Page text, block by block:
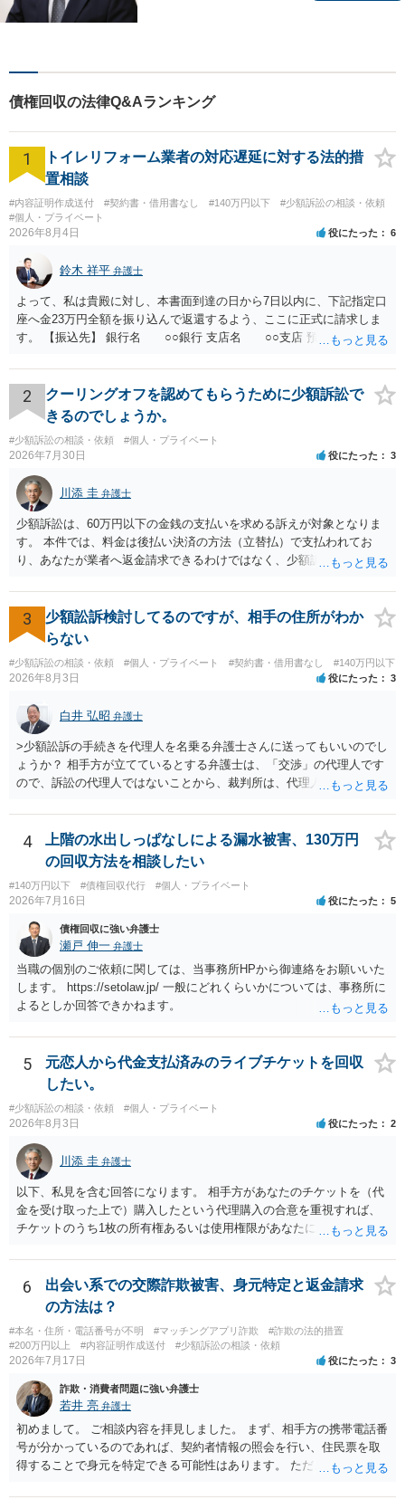
い！
債権回収の法律Q&Aランキング
1
トイレリフォーム業者の対応遅延に対する法的措
置相談
#内容証明作成送付 #契約書・借用書なし #140万円以下
#少額訴訟の相談・依頼
#個人・プライベート
2026年8月4日 役にたった 6
鈴木 祥平 弁護士
よって、私は貴殿に対し、本書面到達の日から7日以内に、下記指定口
座へ金23万円全額を振り込んで返還するよう、ここに正式に請求しま
す。 【振込先】 銀行名 ○○銀行 支店名 ○○支店 預金種別 普通
されない場合には、貴殿には任意に返金する意思がないものと判断
し、やむを得ず、返還金23万円及びこれに対する遅延損害金の支払い
を求める民事訴訟、支払督促その他必要な法的手続を直ちに講じま
す。 その際には、訴訟に要する費用その他法令上認められる金員につ
いても併せて請求する予定ですので、あらかじめ申し添えます。 本件
は、貴殿自らが契約を解約したことによって生じた返還義務の履行を
求めるものにすぎません。貴殿の仕入先との取引関係や返金時期など
の内部事情は、私に対する返還義務の発生や履行時期には何ら影響を
及ぼすものではありません。 これ以上、本件の解決を不必要に遅延さ
せることなく、誠意をもって速やかに返金手続を履行されるよう、強
く求めます。 以上
2
クーリングオフを認めてもらうために少額訴訟で
きるのでしょうか。
#少額訴訟の相談・依頼 #個人・プライベート
2026年7月30日 役にたった 3
川添 圭 弁護士
少額訴訟は、60万円以下の金銭の支払いを求める訴えが対象となりま
す。 本件では、料金は後払い決済の方法（立替払）で支払われてお
り、あなたが業者へ返金請求できるわけではなく、少額訴訟は使えな
在確認請求訴訟を提起することも考えられますが、まずは後払い決済
業者へ（原契約のクーリング・オフの証拠の写しとともに）支払拒絶
の通知書を送り、もし訴訟や支払督促を行ってきた場合には全面的に
争う、というやり方がベターではないかと思います。弁護士会の相談
センター等で、消費者問題に強い弁護士（消費者保護委員会に所属し
ているなど）へ相談されることをお勧めします。
3
少額訟訴検討してるのですが、相手の住所がわか
らない
#少額訴訟の相談・依頼 #個人・プライベート #契約書・借用書なし #140万円以下
2026年8月3日 役にたった 3
白井 弘昭 弁護士
>少額訟訴の手続きを代理人を名乗る弁護士さんに送ってもいいのでし
ょうか？ 相手方が立てているとする弁護士は、「交渉」の代理人です
ので、訴訟の代理人ではないことから、裁判所は、代理人宛ての訴状
ている場合は、相手方（被告）の住所で訴状を作成提出し、裁判所に
代理人が就いていたことを知らせると（訴状の記載内容から明らかな
場合も）、裁判所が当該代理人弁護士に事前連絡し、引き続き訴訟も
受任するかを聞いたうえで、受任の意志が明らかになったところで、
直接被告に送達するのではなく、代理人に訴状の受領を促すこともあ
ります。 ラインのやり取りでしか証拠がないと、実際の本人性が明ら
かではありません。もちろん弁護士（２０万円の請求で代理人弁護士
に委任するかも疑わしいのですが）も住所は明らかにしないでしょ
う。 何か本人を示す事実（振込先などの情報）から、相手の住所等の
情報を割り出していくしかないように思えます。 以上、ご参考まで。
4
上階の水出しっぱなしによる漏水被害、130万円
の回収方法を相談したい
#140万円以下 #債権回収代行 #個人・プライベート
2026年7月16日 役にたった 5
債権回収に強い弁護士
瀬戸 伸一 弁護士
当職の個別のご依頼に関しては、当事務所HPから御連絡をお願いいた
します。 https://setolaw.jp/ 一般にどれくらいかについては、事務所に
よるとしか回答できかねます。
5
元恋人から代金支払済みのライブチケットを回収
したい。
#少額訴訟の相談・依頼 #個人・プライベート
2026年8月3日 役にたった 2
川添 圭 弁護士
以下、私見を含む回答になります。 相手方があなたのチケットを（代
金を受け取った上で）購入したという代理購入の合意を重視すれば、
チケットのうち1枚の所有権あるいは使用権限があなたにあり、チケッ
す。 一方、このチケット購入には「相手方と一緒に行く」という合意
も付随していたことを無視することができません。こちらを重視すれ
ば、交際を終了させたことにより「一緒に行く」という結果の実現に
重大な障害が発生しており、当然にチケットを引き渡すべきといえる
かは微妙であり、むしろ返金すべきとするのが当事者の合理的意思に
合致するのではないか、という判断に傾くことになると思います。 例
隣り合わせになることは避けたいという心理が働くことも無理からぬ
ところです。一方、チケットがエリア指定のアリーナ席であれば隣り
合わせにならずに済むかもしれませんし、そのチケットが入手困難で
あったり特別席であったりすれば、判断は変わってくるかもしれませ
ん。当該チケットがチケット転売防止法に規定する特定興行入場券に
外に選択肢がない場合もあるでしょう。 このように、本件の紛争は、
6
出会い系での交際詐欺被害、身元特定と返金請求
の方法は？
#本名・住所・電話番号が不明 #マッチングアプリ詐欺
#詐欺の法的措置
#200万円以上
#内容証明作成送付 #少額訴訟の相談・依頼
2026年7月17日 役にたった 3
詐欺・消費者問題に強い弁護士
若井 亮 弁護士
初めまして。 ご相談内容を拝見しました。 まず、相手方の携帯電話番
号が分かっているのであれば、契約者情報の照会を行い、住民票を取
得することで身元を特定できる可能性はあります。 ただ、他人名義の
ろです。 LINEについても、詐欺の事案であれば照会できる可能性はあ